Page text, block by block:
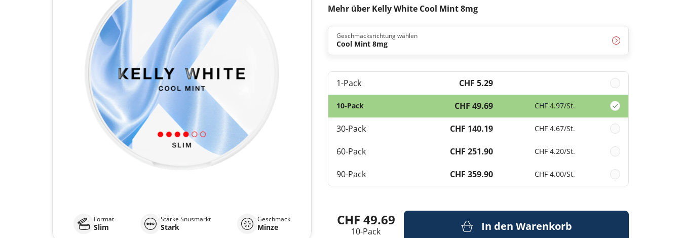
Mehr über Kelly White Cool Mint 8mg
Format
Slim
Stärke Snusmarkt
Stark
Geschmack
Minze
Geschmacksrichtung wählen
Cool Mint 8mg
1-Pack CHF 5.29
10-Pack CHF 49.69 CHF 4.97/St.
30-Pack CHF 140.19 CHF 4.67/St.
60-Pack CHF 251.90 CHF 4.20/St.
90-Pack CHF 359.90 CHF 4.00/St.
CHF 49.69
10-Pack In den Warenkorb